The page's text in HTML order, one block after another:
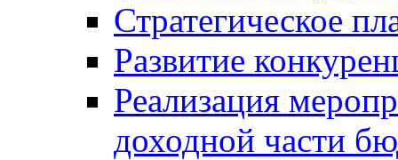
Стратегическое
Развитие
Реализация
доходной части